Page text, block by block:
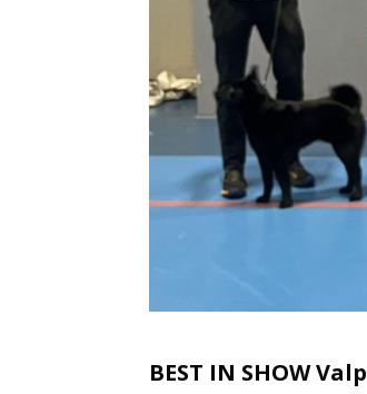
BEST IN SHOW Valp